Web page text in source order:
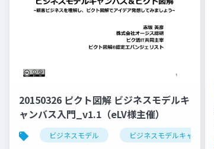
20150326 ピクト図解 ビジネスモデルキ
ャンバス入門_v1.1（eLV様主催）
ビジネスモデル ビジネスモデルキャンバス